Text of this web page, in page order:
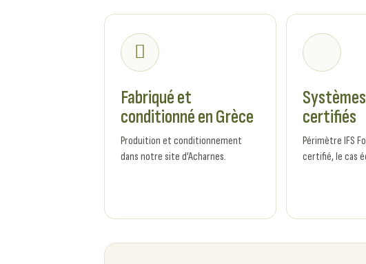
Fabriqué et
conditionné en Grèce
Produition et conditionnement
dans notre site d’Acharnes.
certifiés
Périmètre IFS
certifié, le cas